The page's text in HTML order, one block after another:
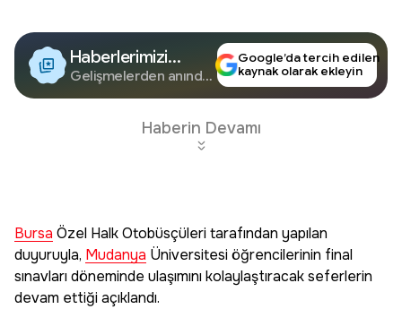
Haberlerimizi
Google'da Takip
Edin
Gelişmelerden anında
Google’da tercih edilen
kaynak olarak ekleyin
Haberin Devamı
Bursa Özel Halk Otobüsçüleri tarafından yapılan
duyuruyla, Mudanya Üniversitesi öğrencilerinin final
sınavları döneminde ulaşımını kolaylaştıracak seferlerin
devam ettiği açıklandı.